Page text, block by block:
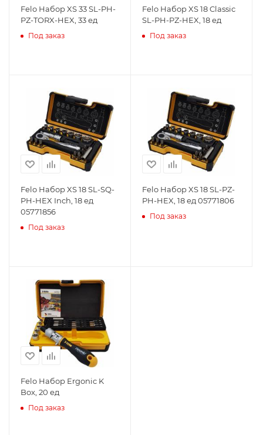
Felo Набор XS 33 SL-PH-
PZ-TORX-HEX, 33 ед
Под заказ
Felo Набор XS 18 Classic
SL-PH-PZ-HEX, 18 ед
Под заказ
Felo Набор XS 18 SL-SQ-
PH-HEX Inch, 18 ед
05771856
Под заказ
Felo Набор XS 18 SL-PZ-
PH-HEX, 18 ед 05771806
Под заказ
Felo Набор Ergonic K
Box, 20 ед
Под заказ